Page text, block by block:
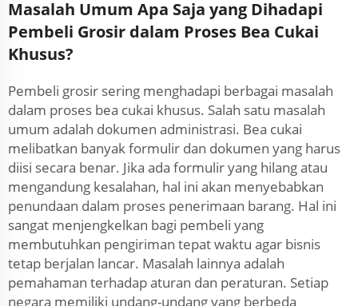
Masalah Umum Apa Saja yang Dihadapi
Pembeli Grosir dalam Proses Bea Cukai
Khusus?
Pembeli grosir sering menghadapi berbagai masalah
dalam proses bea cukai khusus. Salah satu masalah
umum adalah dokumen administrasi. Bea cukai
melibatkan banyak formulir dan dokumen yang harus
diisi secara benar. Jika ada formulir yang hilang atau
mengandung kesalahan, hal ini akan menyebabkan
penundaan dalam proses penerimaan barang. Hal ini
sangat menjengkelkan bagi pembeli yang
membutuhkan pengiriman tepat waktu agar bisnis
tetap berjalan lancar. Masalah lainnya adalah
pemahaman terhadap aturan dan peraturan. Setiap
negara memiliki undang-undang yang berbeda